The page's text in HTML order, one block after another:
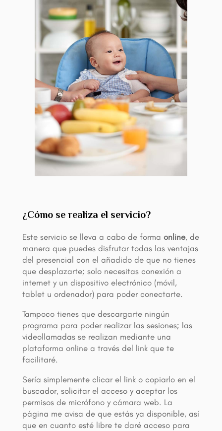
¿Cómo se realiza el servicio?
Este servicio se lleva a cabo de forma online, de
manera que puedes disfrutar todas las ventajas
del presencial con el añadido de que no tienes
que desplazarte; solo necesitas conexión a
internet y un dispositivo electrónico (móvil,
tablet u ordenador) para poder conectarte.
Tampoco tienes que descargarte ningún
programa para poder realizar las sesiones; las
videollamadas se realizan mediante una
plataforma online a través del link que te
facilitaré.
Sería simplemente clicar el link o copiarlo en el
buscador, solicitar el acceso y aceptar los
permisos de micrófono y cámara web. La
página me avisa de que estás ya disponible, así
que en cuanto esté libre te daré acceso para